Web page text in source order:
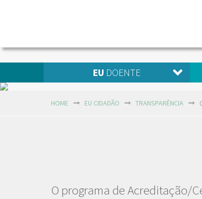
EU DOENTE
HOME EU CIDADÃO TRANSPARÊNCIA
O programa de Acreditação/